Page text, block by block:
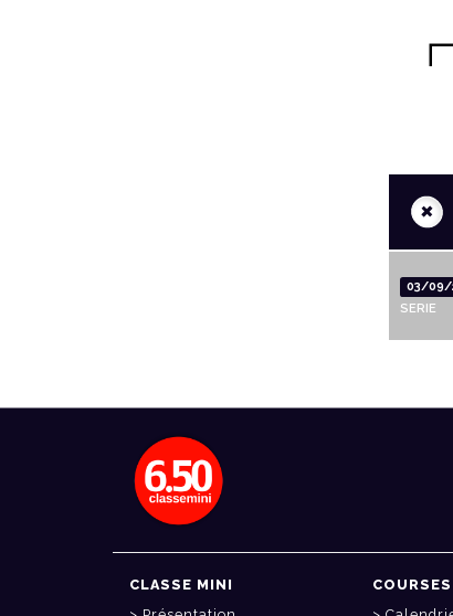
+
03/09/
SERIE
CLASSE MINI
COURSES